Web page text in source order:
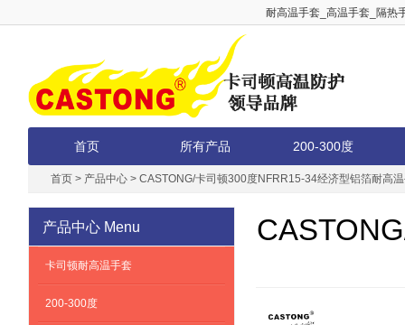
耐高温手套_高温手套_隔热
首页 所有产品 200-300度
首页> 产品中心> CASTONG/卡司顿300度NFRR15-34经济型铝箔耐高
产品中心 Menu
卡司顿耐高温手套
200-300度